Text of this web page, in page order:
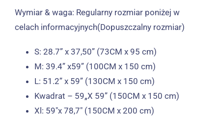
Wymiar & waga: Regularny rozmiar poniżej w
celach informacyjnych(Dopuszczalny rozmiar)
S: 28.7” x 37,50” (73CM x 95 cm)
M: 39.4” x59” (100CM x 150 cm)
L: 51.2” x 59” (130CM x 150 cm)
Kwadrat – 59„X 59” (150CM x 150 cm)
Xl: 59″x 78,7″ (150CM x 200 cm)